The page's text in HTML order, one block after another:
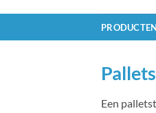
PRODUCTEN
Een